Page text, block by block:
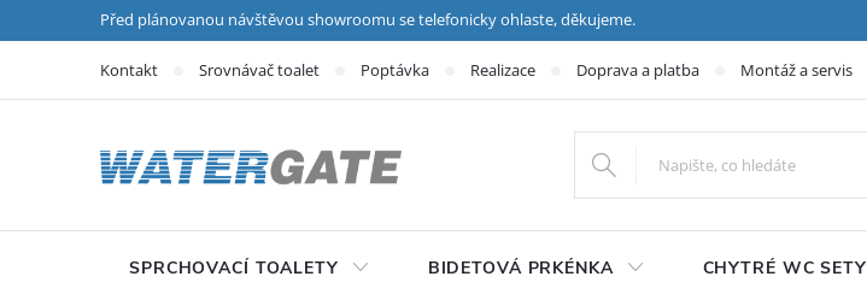
Přejít na obsahPřed plánovanou návštěvou showroomu se telefonicky ohlaste, děkujeme.
Kontakt Srovnávač toalet Poptávka Realizace Doprava a platba Montáž a servis
SPRCHOVACÍ TOALETY BIDETOVÁ PRKÉNKA CHYTRÉ WC SETY